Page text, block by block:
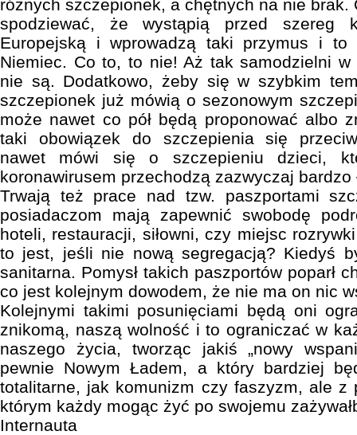
różnych szczepionek, a chętnych na nie
spodziewać, że wystąpią przed szereg
Europejską i wprowadzą taki przymus i
Niemiec. Co to, to nie! Aż tak samodzielni
nie są. Dodatkowo, żeby się w szybkim
szczepionek już mówią o sezonowym
może nawet co pół będą proponować albo
taki obowiązek do szczepienia się
nawet mówi się o szczepieniu dzieci,
koronawirusem przechodzą zazwyczaj bardzo
Trwają też prace nad tzw. paszportami
posiadaczom mają zapewnić swobodę
hoteli, restauracji, siłowni, czy miejsc
to jest, jeśli nie nową segregacją? Kiedyś
sanitarna. Pomysł takich paszportów poparł
co jest kolejnym dowodem, że nie ma on nic
Kolejnymi takimi posunięciami będą oni
znikomą, naszą wolność i to ograniczać w
naszego życia, tworząc jakiś „nowy
pewnie Nowym Ładem, a który bardziej
totalitarne, jak komunizm czy faszyzm, ale z
którym każdy mogąc żyć po swojemu
Internauta